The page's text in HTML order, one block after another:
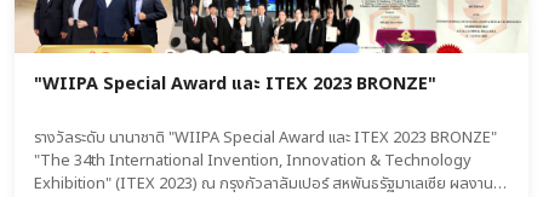
"WIIPA Special Award และ ITEX 2023 BRONZE"
รางวัลระดับ นานาชาติ "WIIPA Special Award และ ITEX 2023 BRONZE"
"The 34th International Invention, Innovation & Technology
Exhibition" (ITEX 2023) ณ กรุงกัวลาลัมเปอร์ สหพันธรัฐมาเลเซีย ผลงาน